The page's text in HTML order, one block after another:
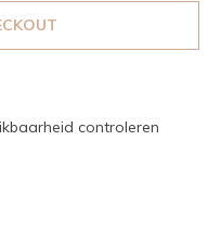
controleren